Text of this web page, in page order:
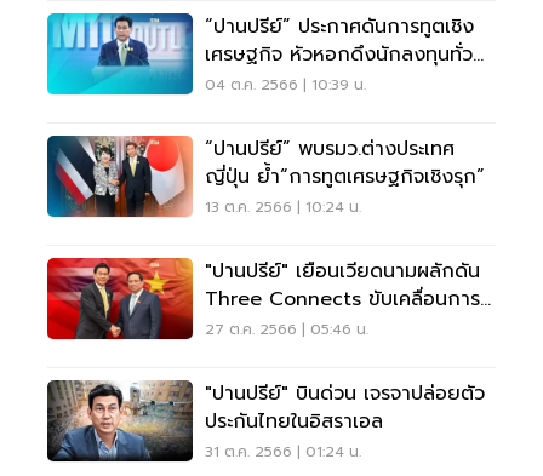
“ปานปรีย์” ประกาศดันการทูตเชิง
เศรษฐกิจ หัวหอกดึงนักลงทุนทั่ว
โลก
04 ต.ค. 2566 | 10:39 น.
“ปานปรีย์” พบรมว.ต่างประเทศ
ญี่ปุ่น ย้ำ“การทูตเศรษฐกิจเชิงรุก”
13 ต.ค. 2566 | 10:24 น.
"ปานปรีย์" เยือนเวียดนามผลักดัน
Three Connects ขับเคลื่อนการ
ค้า 9 แสนล้าน
27 ต.ค. 2566 | 05:46 น.
"ปานปรีย์" บินด่วน เจรจาปล่อยตัว
ประกันไทยในอิสราเอล
31 ต.ค. 2566 | 01:24 น.